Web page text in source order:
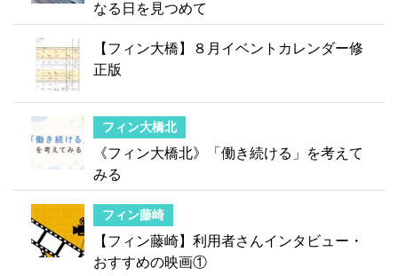
なる日を見つめて
【フィン大橋】８月イベントカレンダー修
正版
フィン大橋北
《フィン大橋北》「働き続ける」を考えて
みる
フィン藤崎
【フィン藤崎】利用者さんインタビュー・
おすすめの映画①